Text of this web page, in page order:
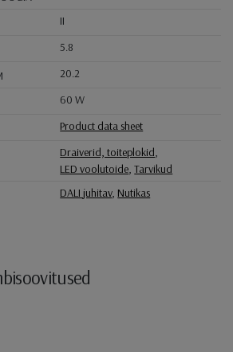
II
5.8
20.2
60 W
Product data sheet
Draiverid, toiteplokid,
LED voolutoide,Tarvikud
DALI juhitav, Nutikas